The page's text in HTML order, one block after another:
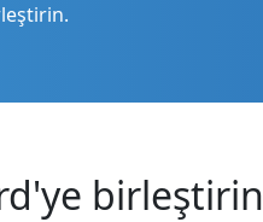
birleştirin